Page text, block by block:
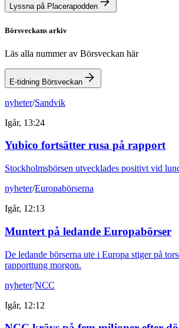
Lyssna på Placerapodden
Börsveckans arkiv
Läs alla nummer av Börsveckan här
E-tidning Börsveckan
nyheter/Sandvik
Igår, 13:24
Yubico fortsätter rusa på rapport
Stockholmsbörsen utvecklades positivt vid
nyheter/Europabörserna
Igår, 12:13
Muntert på ledande Europabörser
De ledande börserna ute i Europa stiger på
rapporttung morgon.
nyheter/NCC
Igår, 12:12